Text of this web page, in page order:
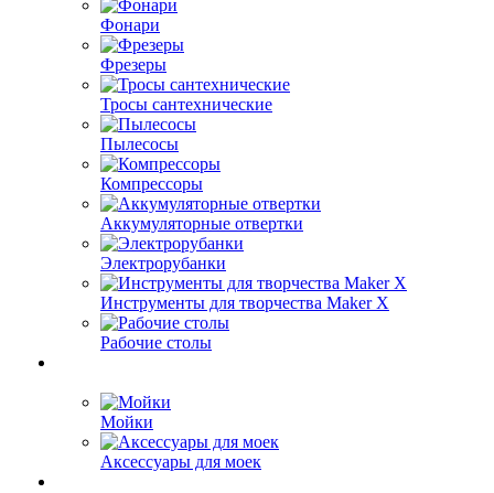
Фонари
Фрезеры
Тросы сантехнические
Пылесосы
Компрессоры
Аккумуляторные отвертки
Электрорубанки
Инструменты для творчества Maker X
Рабочие столы
Мойки
Аксессуары для моек